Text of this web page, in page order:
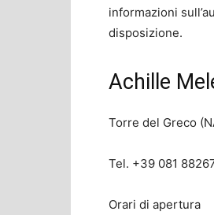
informazioni
disposizione.
Achille
Torre del Greco
Tel. +39 081
Orari di apertura